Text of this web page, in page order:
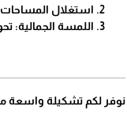
​استغلال
​اللمسة الجمالية:
​نوفر لكم تشكيلة واسعة